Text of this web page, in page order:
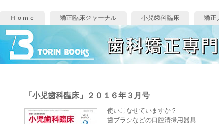
Ｈｏｍｅ 矯正臨床ジャーナル 小児歯科臨床 矯正
「小児歯科臨床」２０１６年３月号
使いこなせていますか？
歯ブラシなどの口腔清掃用器具